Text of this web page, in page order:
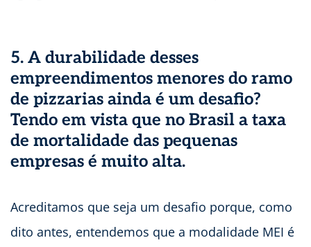
5. A durabilidade desses
empreendimentos menores do ramo
de pizzarias ainda é um desafio?
Tendo em vista que no Brasil a taxa
de mortalidade das pequenas
empresas é muito alta.
Acreditamos que seja um desafio porque, como
dito antes, entendemos que a modalidade MEI é